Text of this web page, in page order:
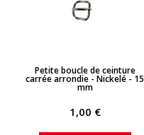
APERÇU RAPIDE
Petite boucle de ceinture
carrée arrondie - Nickelé - 15
mm
1,00 €